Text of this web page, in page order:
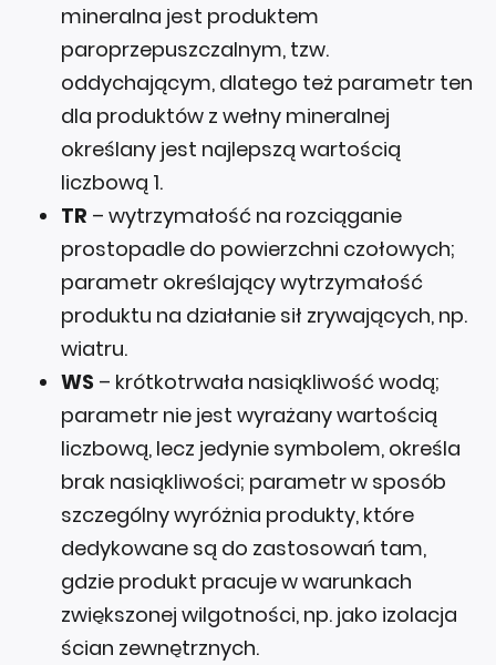
mineralna jest produktem
paroprzepuszczalnym, tzw.
oddychającym, dlatego też parametr ten
dla produktów z wełny mineralnej
określany jest najlepszą wartością
liczbową 1.
TR – wytrzymałość na rozciąganie
prostopadle do powierzchni czołowych;
parametr określający wytrzymałość
produktu na działanie sił zrywających, np.
wiatru.
WS – krótkotrwała nasiąkliwość wodą;
parametr nie jest wyrażany wartością
liczbową, lecz jedynie symbolem, określa
brak nasiąkliwości; parametr w sposób
szczególny wyróżnia produkty, które
dedykowane są do zastosowań tam,
gdzie produkt pracuje w warunkach
zwiększonej wilgotności, np. jako izolacja
ścian zewnętrznych.